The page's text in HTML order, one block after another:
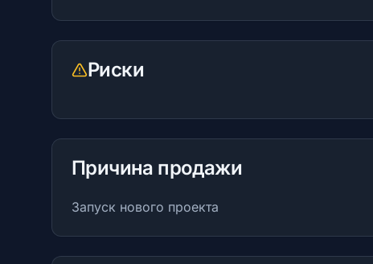
Риски
Причина продажи
Запуск нового проекта